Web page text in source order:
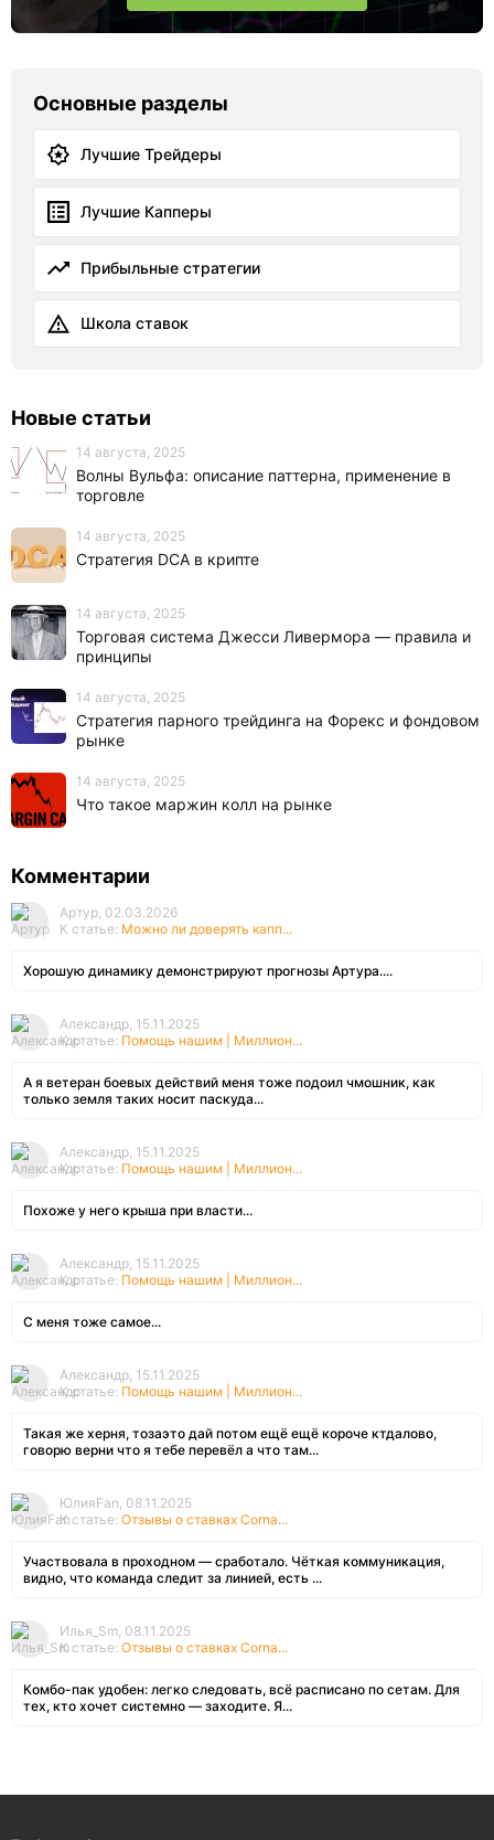
Основные разделы
Лучшие Трейдеры
Лучшие Капперы
Прибыльные стратегии
Школа ставок
Новые статьи
14 августа, 2025
Волны Вульфа: описание паттерна, применение в
торговле
14 августа, 2025
Стратегия DCA в крипте
14 августа, 2025
Торговая система Джесси Ливермора — правила и
принципы
14 августа, 2025
Стратегия парного трейдинга на Форекс и фондовом
рынке
14 августа, 2025
Что такое маржин колл на рынке
Комментарии
Артур, 02.03.2026
К статье: Можно ли доверять капп...
Хорошую динамику демонстрируют прогнозы Артура....
Александр, 15.11.2025
К статье: Помощь нашим | Миллион...
А я ветеран боевых действий меня тоже подоил чмошник, как
только земля таких носит паскуда...
Александр, 15.11.2025
К статье: Помощь нашим | Миллион...
Похоже у него крыша при власти...
Александр, 15.11.2025
К статье: Помощь нашим | Миллион...
С меня тоже самое...
Александр, 15.11.2025
К статье: Помощь нашим | Миллион...
Такая же херня, тозаэто дай потом ещё ещё короче ктдалово,
говорю верни что я тебе перевёл а что там...
ЮлияFan, 08.11.2025
К статье: Отзывы о ставках Corna...
Участвовала в проходном — сработало. Чёткая коммуникация,
видно, что команда следит за линией, есть ...
Илья_Sm, 08.11.2025
К статье: Отзывы о ставках Corna...
Комбо-пак удобен: легко следовать, всё расписано по сетам. Для
тех, кто хочет системно — заходите. Я...